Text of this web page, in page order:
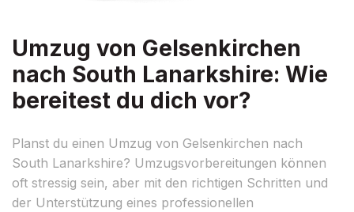
Umzug von Gelsenkirchen
nach South Lanarkshire: Wie
bereitest du dich vor?
Planst du einen Umzug von Gelsenkirchen nach
South Lanarkshire? Umzugsvorbereitungen können
oft stressig sein, aber mit den richtigen Schritten und
der Unterstützung eines professionellen